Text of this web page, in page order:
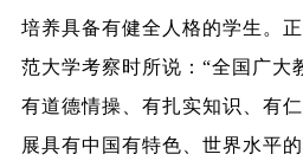
培养具备有健全人格的学生。
范大学考察时所说：“全国广大
有道德情操、有扎实知识、有
展具有中国有特色、世界水平